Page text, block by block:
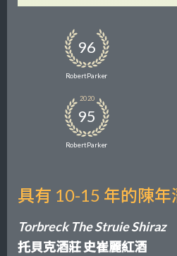
96
Robert Parker
2020
95
Robert Parker
具有 10-15 年的陳年
Torbreck The Struie Shiraz
托貝克酒莊 史崔麗紅酒